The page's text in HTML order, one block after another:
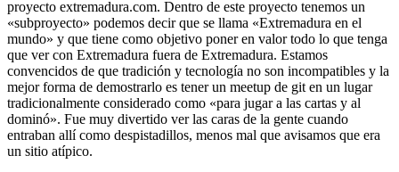
proyecto extremadura.com. Dentro de este proyecto tenemos un
«subproyecto» podemos decir que se llama «Extremadura en el
mundo» y que tiene como objetivo poner en valor todo lo que tenga
que ver con Extremadura fuera de Extremadura. Estamos
convencidos de que tradición y tecnología no son incompatibles y la
mejor forma de demostrarlo es tener un meetup de git en un lugar
tradicionalmente considerado como «para jugar a las cartas y al
dominó». Fue muy divertido ver las caras de la gente cuando
entraban allí como despistadillos, menos mal que avisamos que era
un sitio atípico.